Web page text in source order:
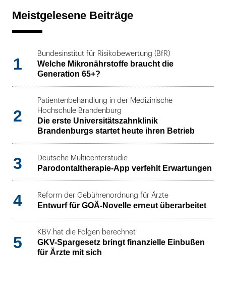
Meistgelesene Beiträge
1
Bundesinstitut für Risikobewertung (BfR)
Welche Mikronährstoffe braucht die
Generation 65+?
2
Patientenbehandlung in der Medizinische
Hochschule Brandenburg
Die erste Universitätszahnklinik
Brandenburgs startet heute ihren Betrieb
3 Deutsche Multicenterstudie
Parodontaltherapie-App verfehlt Erwartungen
4 Reform der Gebührenordnung für Ärzte
Entwurf für GOÄ-Novelle erneut überarbeitet
5
KBV hat die Folgen berechnet
GKV-Spargesetz bringt finanzielle Einbußen
für Ärzte mit sich